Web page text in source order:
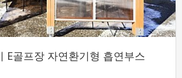
E골프장 자연환기형 흡연부스